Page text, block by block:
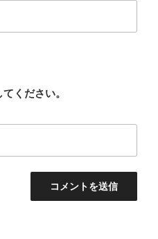
ください。